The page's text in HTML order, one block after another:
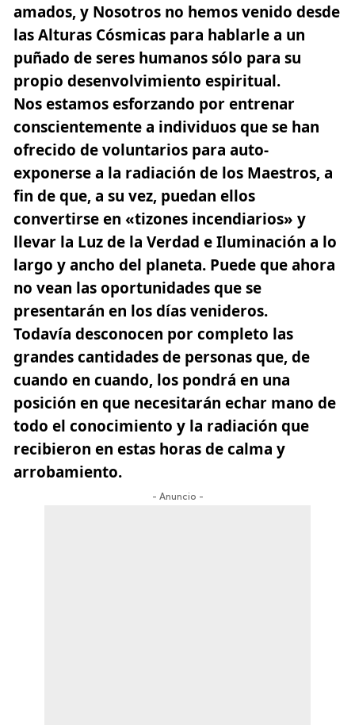
amados, y Nosotros no hemos venido desde
las Alturas Cósmicas para hablarle a un
puñado de seres humanos sólo para su
propio desenvolvimiento espiritual.
Nos estamos esforzando por entrenar
conscientemente a individuos que se han
ofrecido de voluntarios para auto-
exponerse a la radiación de los Maestros, a
fin de que, a su vez, puedan ellos
convertirse en «tizones incendiarios» y
llevar la Luz de la Verdad e Iluminación a lo
largo y ancho del planeta. Puede que ahora
no vean las oportunidades que se
presentarán en los días venideros.
Todavía desconocen por completo las
grandes cantidades de personas que, de
cuando en cuando, los pondrá en una
posición en que necesitarán echar mano de
todo el conocimiento y la radiación que
recibieron en estas horas de calma y
arrobamiento.
- Anuncio -